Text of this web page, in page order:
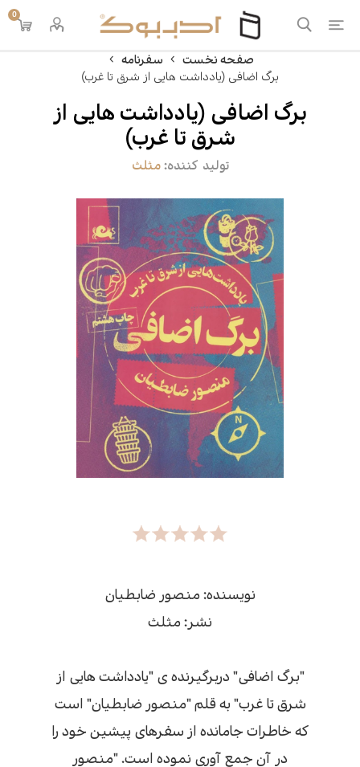
0
صفحه نخست
سفرنامه
برگ اضافی (یادداشت هایی از شرق تا غرب)
برگ اضافی (یادداشت هایی از
شرق تا غرب)
تولید کننده: مثلث
نویسنده: منصور ضابطيان
نشر: مثلث
"برگ اضافی" دربرگیرنده ی "یادداشت هایی از
شرق تا غرب" به قلم "منصور ضابطیان" است
که خاطرات جامانده از سفرهای پیشین خود را
در آن جمع آوری نموده است. "منصور